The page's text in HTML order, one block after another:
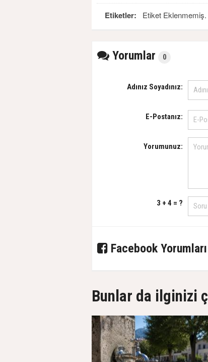
Etiketler: Etiket Eklenmemiş.
Yorumlar 0
Adınız Soyadınız:
E-Postanız:
Yorumunuz:
3 + 4 = ?
Facebook Yorumları
Bunlar da ilginizi